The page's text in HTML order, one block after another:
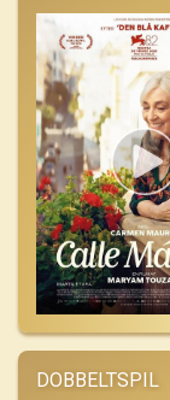
DOBBELTSPIL